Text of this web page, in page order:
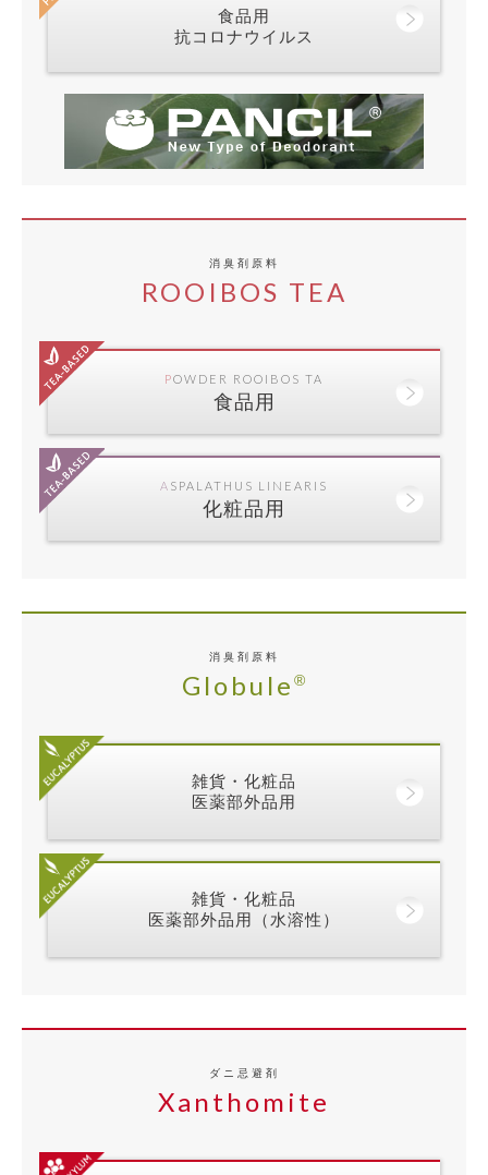
食品用
抗コロナウイルス
消臭剤原料
ROOIBOS TEA
POWDER ROOIBOS TA
食品用
ASPALATHUS LINEARIS
化粧品用
消臭剤原料
Globule ®
雑貨・化粧品
医薬部外品用
雑貨・化粧品
医薬部外品用（水溶性）
ダニ忌避剤
Xanthomite